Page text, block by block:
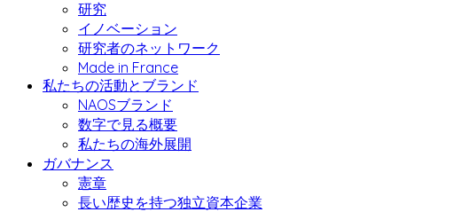
研究
イノベーション
研究者のネットワーク
Made in France
私たちの活動とブランド
NAOSブランド
数字で見る概要
私たちの海外展開
ガバナンス
憲章
長い歴史を持つ独立資本企業